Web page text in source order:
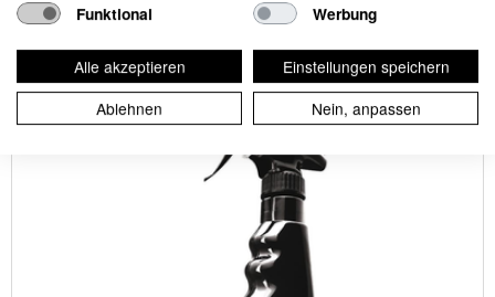
Funktional
Werbung
Alle akzeptieren
Einstellungen speichern
Ablehnen
Nein, anpassen